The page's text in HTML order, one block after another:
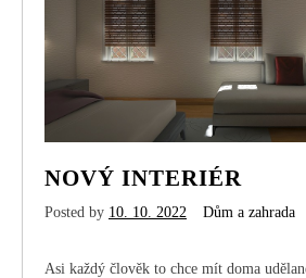
NOVÝ INTERIÉR
Posted by 10. 10. 2022 Dům a zahrada
Asi každý člověk to chce mít doma